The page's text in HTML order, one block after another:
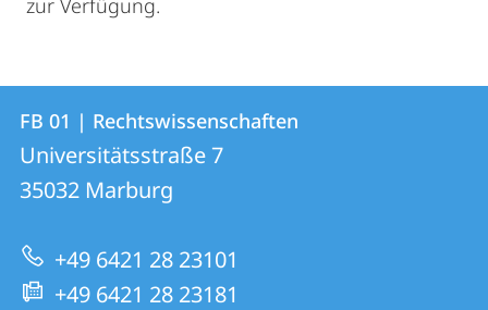
zur Verfügung.
Kontakt
und
Informationen
zur
Website
Kontaktinformationen
FB
01
|
Rechtswissenschaften
FB 01 | Rechtswissenschaften
Universitätsstraße 7
35032 Marburg
+49 6421 28 23101
+49 6421 28 23181